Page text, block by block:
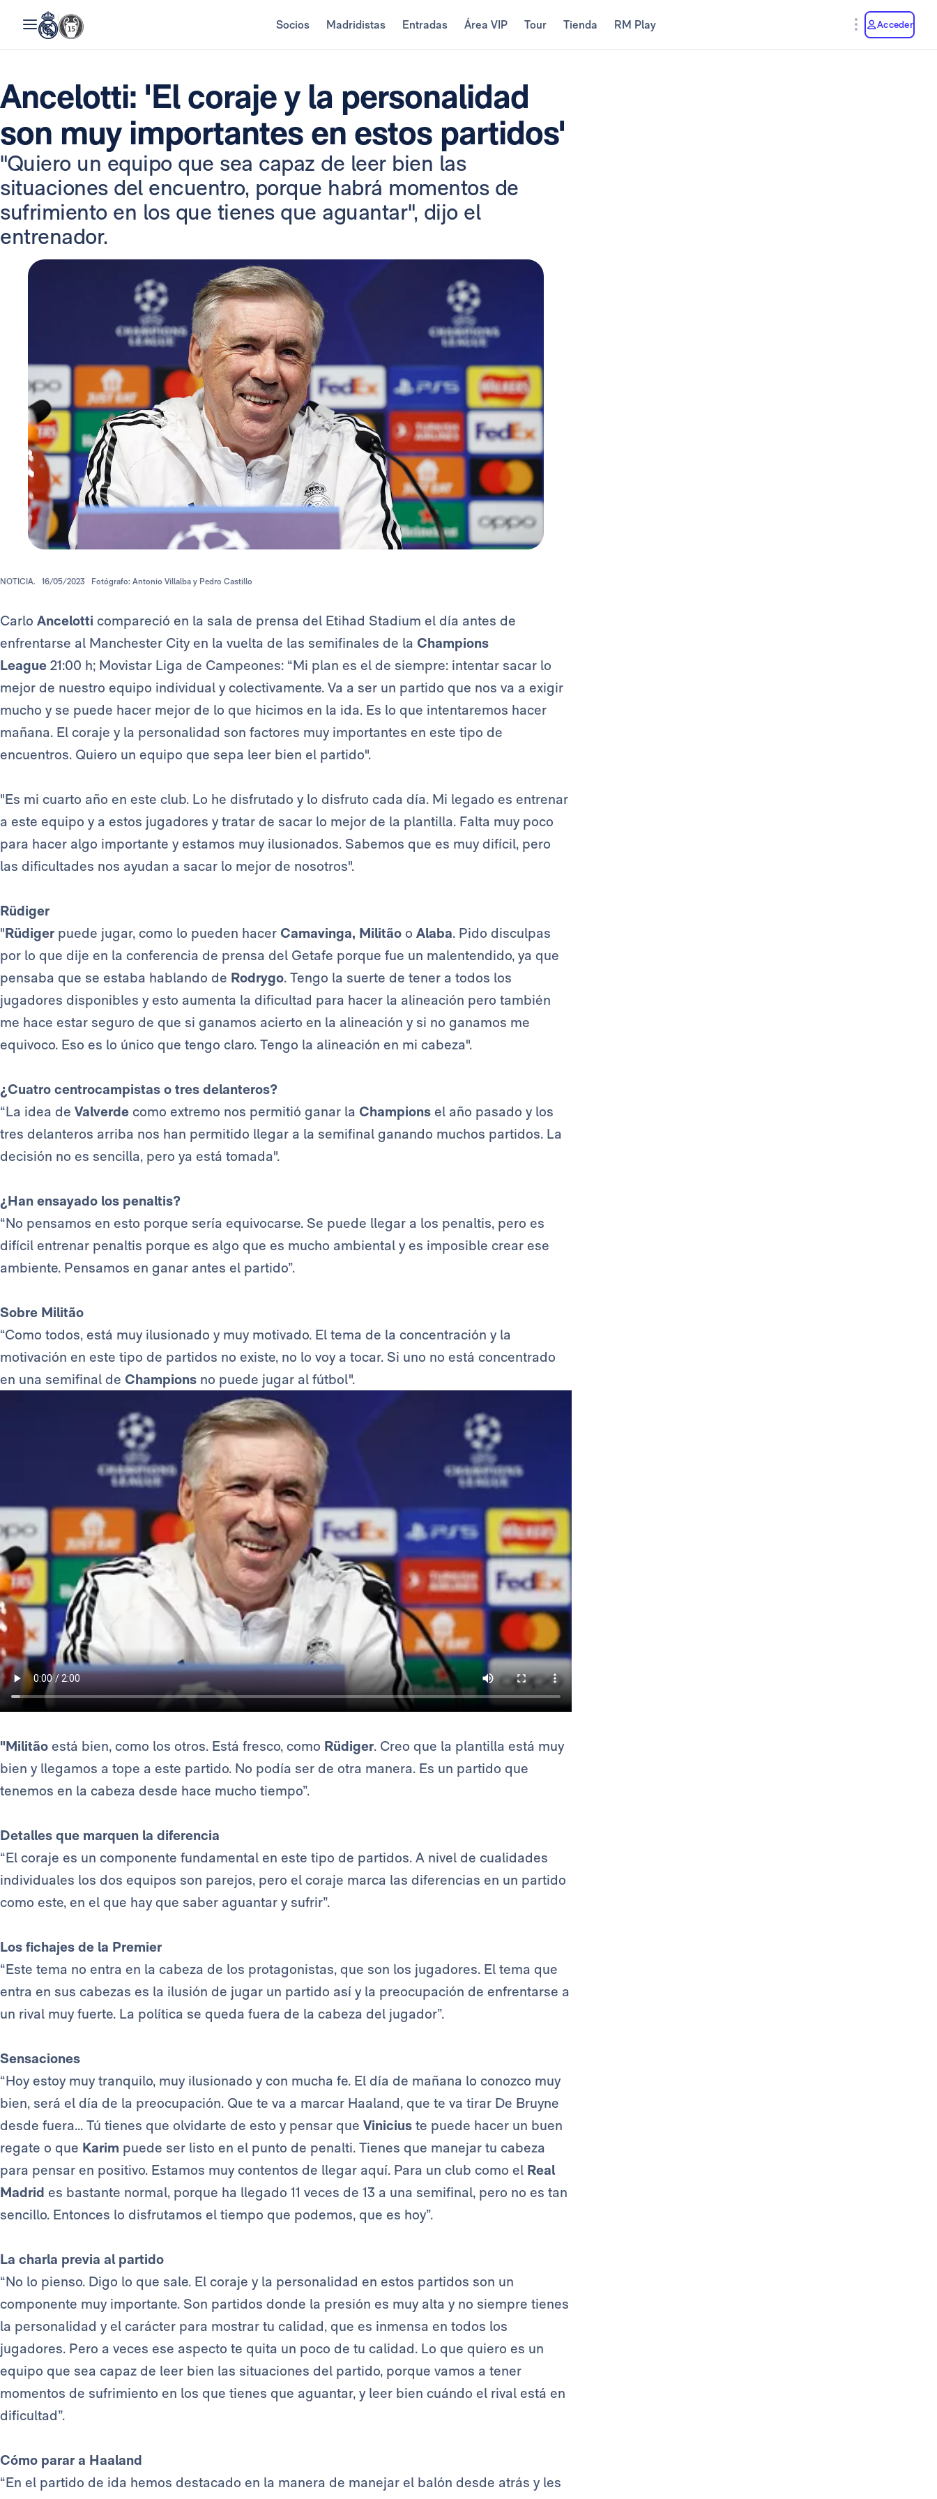
Socios Madridistas Entradas Área VIP Tour Tienda RM Play Acceder
Ancelotti: 'El coraje y la personalidad
son muy importantes en estos partidos'
"Quiero un equipo que sea capaz de leer bien las
situaciones del encuentro, porque habrá momentos de
sufrimiento en los que tienes que aguantar", dijo el
entrenador.
NOTICIA. 16/05/2023 Fotógrafo: Antonio Villalba y Pedro Castillo
Carlo Ancelotti compareció en la sala de prensa del Etihad Stadium el día antes de
enfrentarse al Manchester City en la vuelta de las semifinales de la Champions
League 21:00 h; Movistar Liga de Campeones: “Mi plan es el de siempre: intentar sacar lo
mejor de nuestro equipo individual y colectivamente. Va a ser un partido que nos va a exigir
mucho y se puede hacer mejor de lo que hicimos en la ida. Es lo que intentaremos hacer
mañana. El coraje y la personalidad son factores muy importantes en este tipo de
encuentros. Quiero un equipo que sepa leer bien el partido".
"Es mi cuarto año en este club. Lo he disfrutado y lo disfruto cada día. Mi legado es entrenar
a este equipo y a estos jugadores y tratar de sacar lo mejor de la plantilla. Falta muy poco
para hacer algo importante y estamos muy ilusionados. Sabemos que es muy difícil, pero
las dificultades nos ayudan a sacar lo mejor de nosotros".
Rüdiger
"Rüdiger puede jugar, como lo pueden hacer Camavinga, Militão o Alaba. Pido disculpas
por lo que dije en la conferencia de prensa del Getafe porque fue un malentendido, ya que
pensaba que se estaba hablando de Rodrygo. Tengo la suerte de tener a todos los
jugadores disponibles y esto aumenta la dificultad para hacer la alineación pero también
me hace estar seguro de que si ganamos acierto en la alineación y si no ganamos me
equivoco. Eso es lo único que tengo claro. Tengo la alineación en mi cabeza".
¿Cuatro centrocampistas o tres delanteros?
“La idea de Valverde como extremo nos permitió ganar la Champions el año pasado y los
tres delanteros arriba nos han permitido llegar a la semifinal ganando muchos partidos. La
decisión no es sencilla, pero ya está tomada".
¿Han ensayado los penaltis?
“No pensamos en esto porque sería equivocarse. Se puede llegar a los penaltis, pero es
difícil entrenar penaltis porque es algo que es mucho ambiental y es imposible crear ese
ambiente. Pensamos en ganar antes el partido”.
Sobre Militão
“Como todos, está muy ilusionado y muy motivado. El tema de la concentración y la
motivación en este tipo de partidos no existe, no lo voy a tocar. Si uno no está concentrado
en una semifinal de Champions no puede jugar al fútbol".
"Militão está bien, como los otros. Está fresco, como Rüdiger. Creo que la plantilla está muy
bien y llegamos a tope a este partido. No podía ser de otra manera. Es un partido que
tenemos en la cabeza desde hace mucho tiempo”.
Detalles que marquen la diferencia
“El coraje es un componente fundamental en este tipo de partidos. A nivel de cualidades
individuales los dos equipos son parejos, pero el coraje marca las diferencias en un partido
como este, en el que hay que saber aguantar y sufrir”.
Los fichajes de la Premier
“Este tema no entra en la cabeza de los protagonistas, que son los jugadores. El tema que
entra en sus cabezas es la ilusión de jugar un partido así y la preocupación de enfrentarse a
un rival muy fuerte. La política se queda fuera de la cabeza del jugador”.
Sensaciones
“Hoy estoy muy tranquilo, muy ilusionado y con mucha fe. El día de mañana lo conozco muy
bien, será el día de la preocupación. Que te va a marcar Haaland, que te va tirar De Bruyne
desde fuera... Tú tienes que olvidarte de esto y pensar que Vinicius te puede hacer un buen
regate o que Karim puede ser listo en el punto de penalti. Tienes que manejar tu cabeza
para pensar en positivo. Estamos muy contentos de llegar aquí. Para un club como el Real
Madrid es bastante normal, porque ha llegado 11 veces de 13 a una semifinal, pero no es tan
sencillo. Entonces lo disfrutamos el tiempo que podemos, que es hoy”.
La charla previa al partido
“No lo pienso. Digo lo que sale. El coraje y la personalidad en estos partidos son un
componente muy importante. Son partidos donde la presión es muy alta y no siempre tienes
la personalidad y el carácter para mostrar tu calidad, que es inmensa en todos los
jugadores. Pero a veces ese aspecto te quita un poco de tu calidad. Lo que quiero es un
equipo que sea capaz de leer bien las situaciones del partido, porque vamos a tener
momentos de sufrimiento en los que tienes que aguantar, y leer bien cuándo el rival está en
dificultad”.
Cómo parar a Haaland
“En el partido de ida hemos destacado en la manera de manejar el balón desde atrás y les